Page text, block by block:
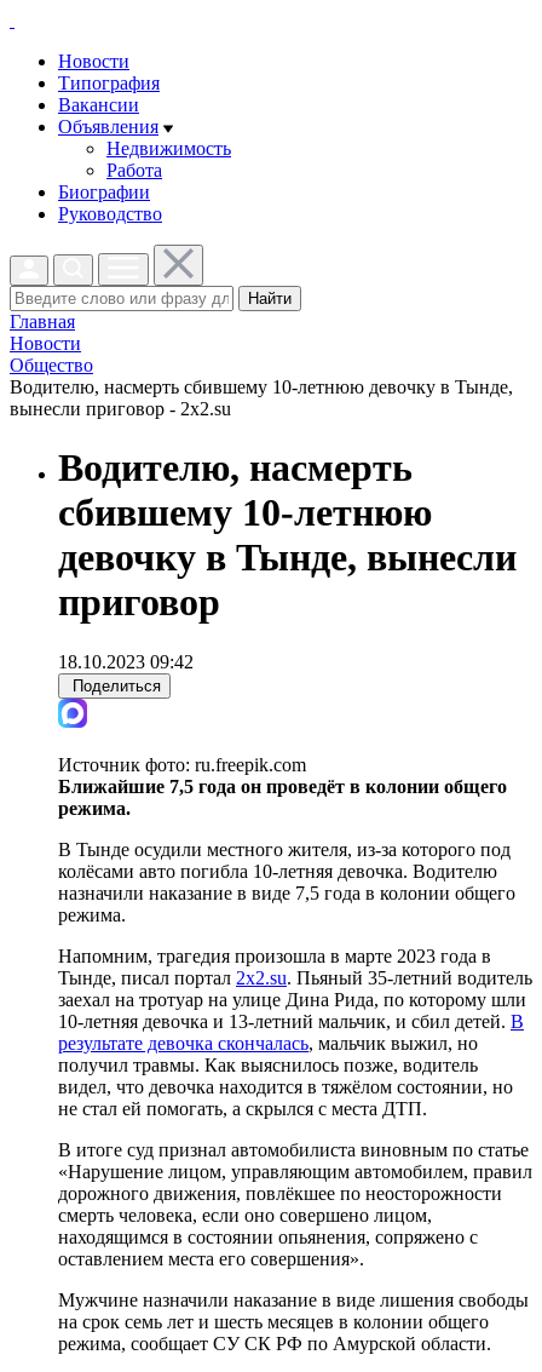
Новости
Типография
Вакансии
Объявления
Недвижимость
Работа
Биографии
Руководство
Найти
Главная
Новости
Общество
Водителю, насмерть сбившему 10-летнюю девочку в Тынде,
вынесли приговор - 2x2.su
Водителю, насмерть
сбившему 10-летнюю
девочку в Тынде, вынесли
приговор
18.10.2023 09:42
Поделиться
Источник фото: ru.freepik.com
Ближайшие 7,5 года он проведёт в колонии общего
режима.
В Тынде осудили местного жителя, из-за которого под
колёсами авто погибла 10-летняя девочка. Водителю
назначили наказание в виде 7,5 года в колонии общего
режима.
Напомним, трагедия произошла в марте 2023 года в
Тынде, писал портал 2x2.su. Пьяный 35-летний водитель
заехал на тротуар на улице Дина Рида, по которому шли
10-летняя девочка и 13-летний мальчик, и сбил детей. В
результате девочка скончалась, мальчик выжил, но
получил травмы. Как выяснилось позже, водитель
видел, что девочка находится в тяжёлом состоянии, но
не стал ей помогать, а скрылся с места ДТП.
В итоге суд признал автомобилиста виновным по статье
«Нарушение лицом, управляющим автомобилем, правил
дорожного движения, повлёкшее по неосторожности
смерть человека, если оно совершено лицом,
находящимся в состоянии опьянения, сопряжено с
оставлением места его совершения».
Мужчине назначили наказание в виде лишения свободы
на срок семь лет и шесть месяцев в колонии общего
режима, сообщает СУ СК РФ по Амурской области.